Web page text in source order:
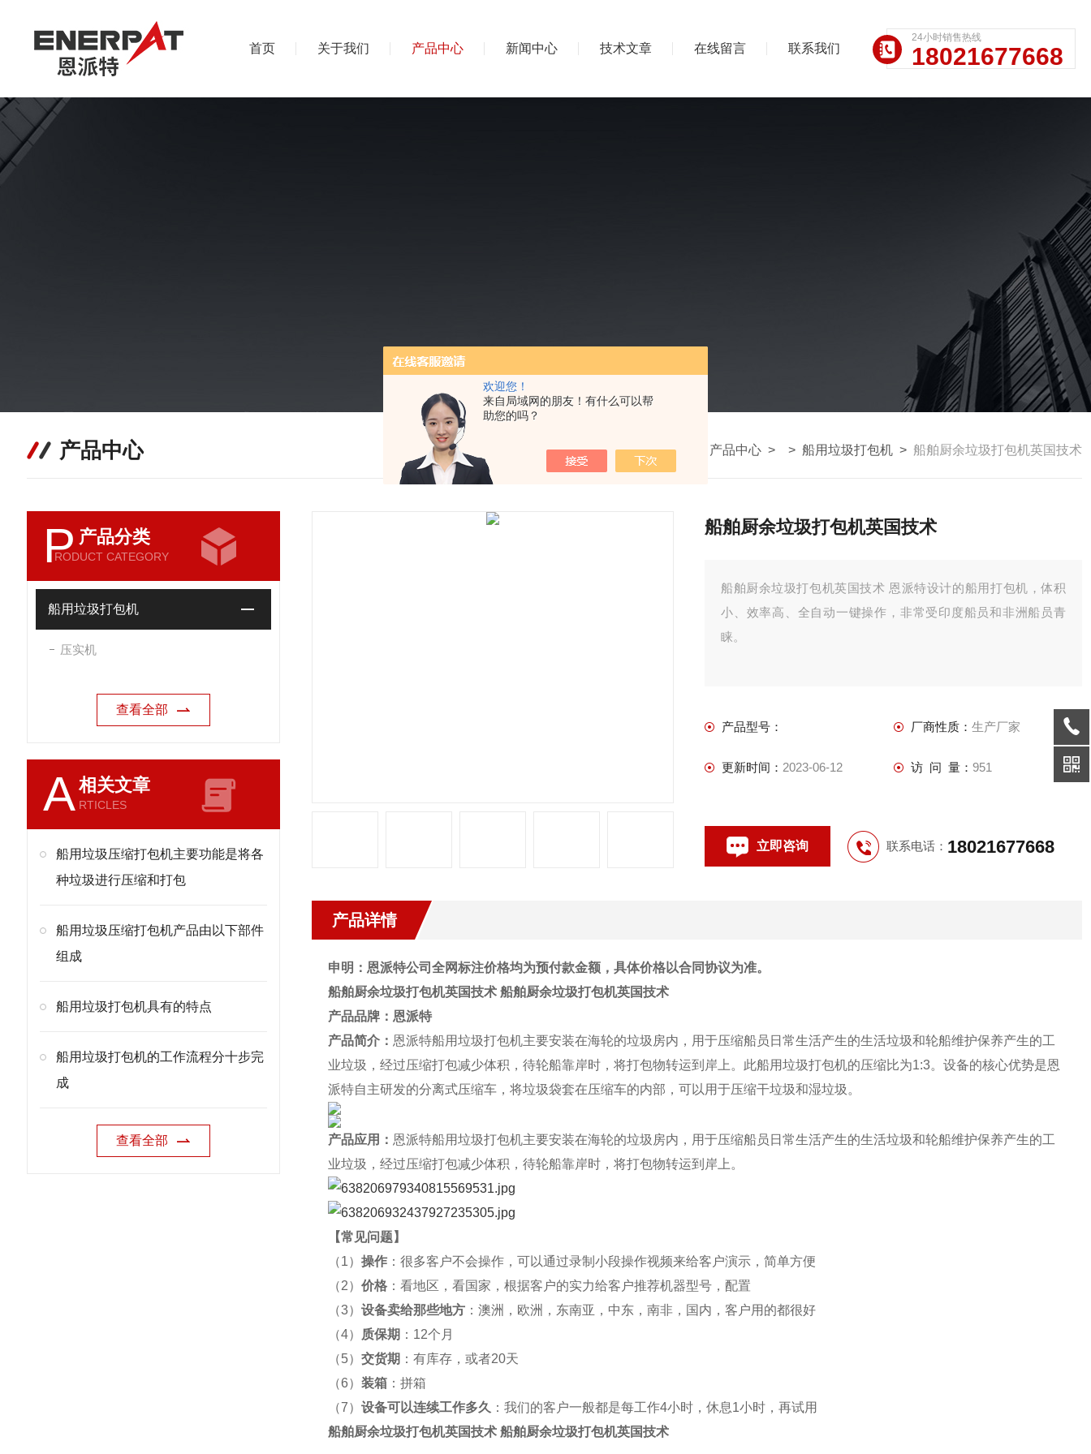
欢迎您！
来自局域网的朋友！有什么可以帮
助您的吗？
首页 关于我们 产品中心 新闻中心 技术文章 在线留言 联系我们
24小时销售热线
18021677668
产品中心 我的位置：首页 产品中心 > > 船用垃圾打包机 > 船舶厨余垃圾打包机英国技术
P 产品分类
RODUCT CATEGORY
船用垃圾打包机
压实机
查看全部
A相关文章
RTICLES
船用垃圾压缩打包机主要功能是将各
种垃圾进行压缩和打包
船用垃圾压缩打包机产品由以下部件
组成
船用垃圾打包机具有的特点
船用垃圾打包机的工作流程分十步完
成
查看全部
船舶厨余垃圾打包机英国技术
船舶厨余垃圾打包机英国技术 恩派特设计的船用打包机，体积
小、效率高、全自动一键操作，非常受印度船员和非洲船员青
睐。
产品型号： 厂商性质： 生产厂家
更新时间： 2023-06-12 访 问 量： 951
立即咨询 联系电话： 18021677668
产品详情
申明：恩派特公司全网标注价格均为预付款金额，具体价格以合同协议为准。
船舶厨余垃圾打包机英国技术 船舶厨余垃圾打包机英国技术
产品品牌： 恩派特
产品简介： 恩派特船用垃圾打包机主要安装在海轮的垃圾房内，用于压缩船员日常生活产生的生活垃圾和轮船维护保养产生的工
业垃圾，经过压缩打包减少体积，待轮船靠岸时，将打包物转运到岸上。此船用垃圾打包机的压缩比为1:3。设备的核心优势是恩
派特自主研发的分离式压缩车，将垃圾袋套在压缩车的内部，可以用于压缩干垃圾和湿垃圾。
产品应用： 恩派特船用垃圾打包机主要安装在海轮的垃圾房内，用于压缩船员日常生活产生的生活垃圾和轮船维护保养产生的工
业垃圾，经过压缩打包减少体积，待轮船靠岸时，将打包物转运到岸上。
【常见问题】
（1） 操作 ：很多客户不会操作，可以通过录制小段操作视频来给客户演示，简单方便
（2） 价格 ：看地区，看国家，根据客户的实力给客户推荐机器型号，配置
（3） 设备卖给那些地方 ：澳洲，欧洲，东南亚，中东，南非，国内，客户用的都很好
（4）
质保期 ：12个月
（5） 交货期 ：有库存，或者20天
（6） 装箱 ：拼箱
（7） 设备可以连续工作多久 ：我们的客户一般都是每工作4小时，休息1小时，再试用
船舶厨余垃圾打包机英国技术 船舶厨余垃圾打包机英国技术